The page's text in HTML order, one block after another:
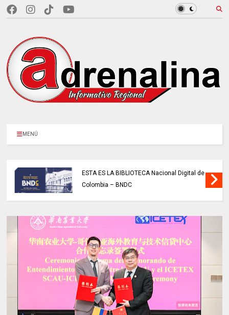
MENÚ
ESTA ES LA BIBLIOTECA Nacional Digital de
Colombia – BNDC